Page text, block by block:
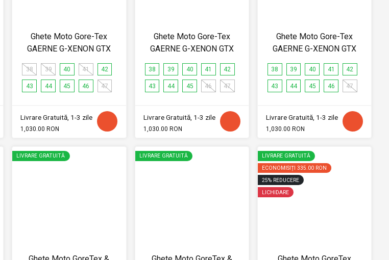
Ghete Moto Gore-Tex
GAERNE G-XENON GTX
38 39 40 41 42
43 44 45 46 47
Livrare Gratuită, 1-3 zile
1,030.00 RON
Ghete Moto Gore-Tex
GAERNE G-XENON GTX
38 39 40 41 42
43 44 45 46 47
Livrare Gratuită, 1-3 zile
1,030.00 RON
Ghete Moto Gore-Tex
GAERNE G-XENON GTX
38 39 40 41 42
43 44 45 46 47
Livrare Gratuită, 1-3 zile
1,030.00 RON
LIVRARE GRATUITĂ LIVRARE GRATUITĂ
LIVRARE GRATUITĂ
ECONOMISIȚI 335.00 RON
25% REDUCERE
LICHIDARE